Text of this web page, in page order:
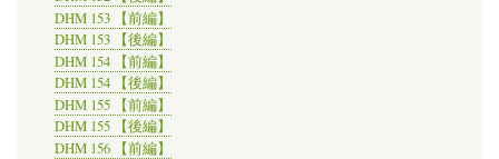
DHM 153 【前編】
DHM 153 【後編】
DHM 154 【前編】
DHM 154 【後編】
DHM 155 【前編】
DHM 155 【後編】
DHM 156 【前編】